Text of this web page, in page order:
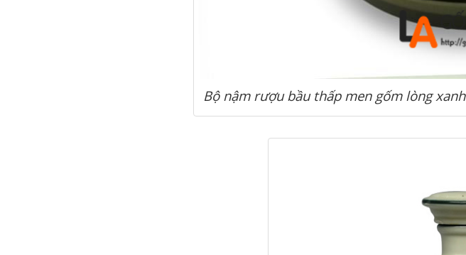
Bộ nậm rượu bầu thấp men gốm lòng xanh